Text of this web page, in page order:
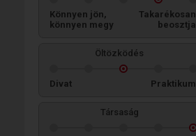
Könnyen jön,
könnyen megy
Takarékosan
beosztja
Öltözködés
Divat Praktikum
Társaság